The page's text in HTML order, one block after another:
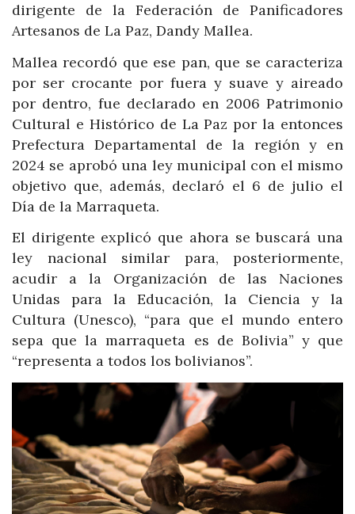
dirigente de la Federación de Panificadores
Artesanos de La Paz, Dandy Mallea.
Mallea recordó que ese pan, que se caracteriza
por ser crocante por fuera y suave y aireado
por dentro, fue declarado en 2006 Patrimonio
Cultural e Histórico de La Paz por la entonces
Prefectura Departamental de la región y en
2024 se aprobó una ley municipal con el mismo
objetivo que, además, declaró el 6 de julio el
Día de la Marraqueta.
El dirigente explicó que ahora se buscará una
ley nacional similar para, posteriormente,
acudir a la Organización de las Naciones
Unidas para la Educación, la Ciencia y la
Cultura (Unesco), “para que el mundo entero
sepa que la marraqueta es de Bolivia” y que
“representa a todos los bolivianos”.